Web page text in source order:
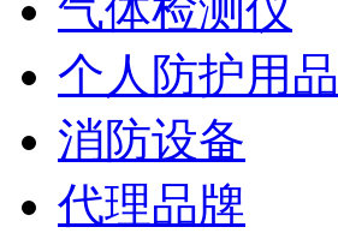
气体检测仪
个人防护用品
消防设备
代理品牌